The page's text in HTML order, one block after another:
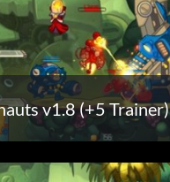
v1.8 (+5 Trainer)